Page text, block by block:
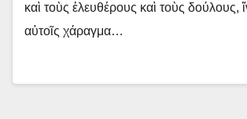
καὶ τοὺς ἐλευθέρους καὶ τοὺς δούλους,
αὐτοῖς χάραγμα…